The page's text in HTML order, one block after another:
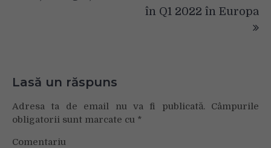
în Q1 2022 în Europa
Lasă un răspuns
Adresa ta de email nu va fi publicată.Câmpurile
obligatorii sunt marcate cu *
Comentariu